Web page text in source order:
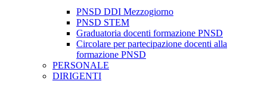
PNSD DDI Mezzogiorno
PNSD STEM
Graduatoria docenti formazione PNSD
Circolare per partecipazione docenti alla
formazione PNSD
PERSONALE
DIRIGENTI